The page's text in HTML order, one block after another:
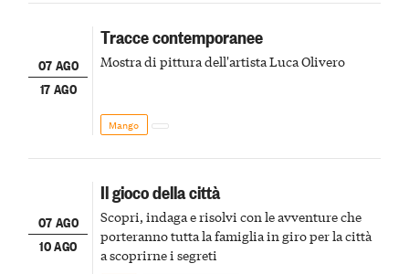
07 AGO
17 AGO
Tracce contemporanee
Mostra di pittura dell'artista Luca Olivero
Mango
07 AGO
10 AGO
Il gioco della città
Scopri, indaga e risolvi con le avventure che
porteranno tutta la famiglia in giro per la città
a scoprirne i segreti